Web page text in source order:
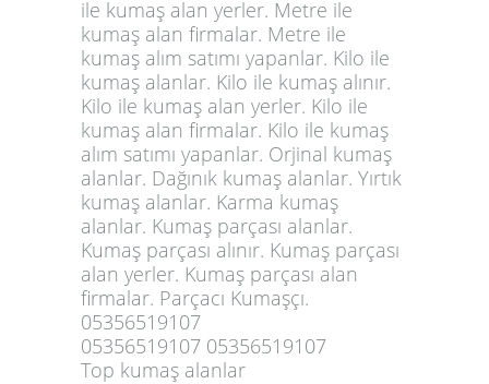
ile kumaş alan yerler. Metre ile
kumaş alan firmalar. Metre ile
kumaş alım satımı yapanlar. Kilo ile
kumaş alanlar. Kilo ile kumaş alınır.
Kilo ile kumaş alan yerler. Kilo ile
kumaş alan firmalar. Kilo ile kumaş
alım satımı yapanlar. Orjinal kumaş
alanlar. Dağınık kumaş alanlar. Yırtık
kumaş alanlar. Karma kumaş
alanlar. Kumaş parçası alanlar.
Kumaş parçası alınır. Kumaş parçası
alan yerler. Kumaş parçası alan
firmalar. Parçacı Kumaşçı.
05356519107
05356519107 05356519107
Top kumaş alanlar